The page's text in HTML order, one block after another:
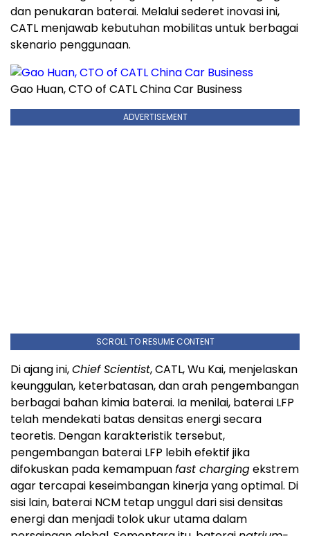
dan penukaran baterai. Melalui sederet inovasi ini,
CATL menjawab kebutuhan mobilitas untuk berbagai
skenario penggunaan.
Gao Huan, CTO of CATL China Car Business
ADVERTISEMENT
SCROLL TO RESUME CONTENT
Di ajang ini,Chief Scientist, CATL, Wu Kai, menjelaskan
keunggulan, keterbatasan, dan arah pengembangan
berbagai bahan kimia baterai. Ia menilai, baterai LFP
telah mendekati batas densitas energi secara
teoretis. Dengan karakteristik tersebut,
pengembangan baterai LFP lebih efektif jika
difokuskan pada kemampuanfast chargingekstrem
agar tercapai keseimbangan kinerja yang optimal. Di
sisi lain, baterai NCM tetap unggul dari sisi densitas
energi dan menjadi tolok ukur utama dalam